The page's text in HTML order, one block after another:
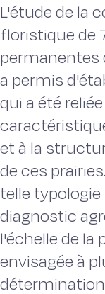
L'étude de la
floristique de
permanentes
a permis
qui a été
et à la
de ces
telle
diagnostic
l'échelle de la
envisagée à